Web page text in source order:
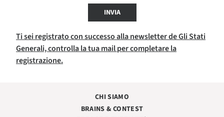
INVIA
Ti sei registrato con successo alla newsletter de Gli Stati
Generali, controlla la tua mail per completare la
registrazione.
CHI SIAMO
BRAINS & CONTEST